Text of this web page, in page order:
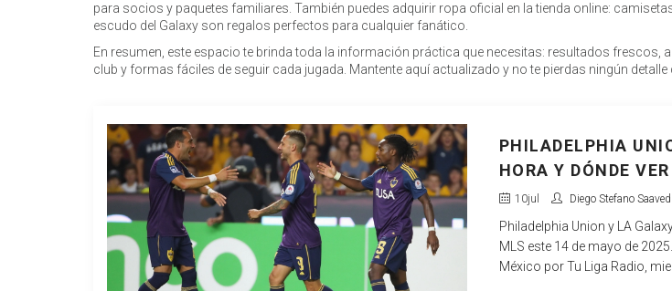
para socios y paquetes familiares. También puedes adquirir ropa oficial en la tienda online:
escudo del Galaxy son regalos perfectos para cualquier fanático.
En resumen, este espacio te brinda toda la información práctica que necesitas: resultados frescos,
club y formas fáciles de seguir cada jugada. Mantente aquí actualizado y no te pierdas ningún detalle
PHILADELPHIA
HORA Y DÓNDE
PARTIDO CLAVE DE
10jul Diego Stefano
Philadelphia Union y LA
MLS este 14 de mayo de
México por Tu Liga Radio,